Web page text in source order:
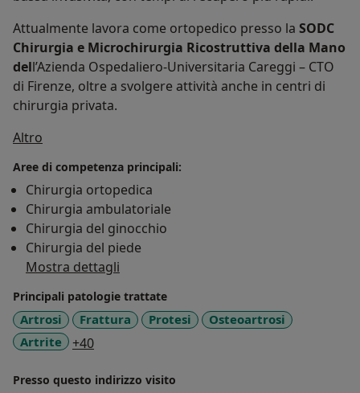
Attualmente lavora come ortopedico presso la SODC
Chirurgia e Microchirurgia Ricostruttiva della Mano
dell’Azienda Ospedaliero-Universitaria Careggi – CTO
di Firenze, oltre a svolgere attività anche in centri di
chirurgia privata.
Altro
Aree di competenza principali:
Chirurgia ortopedica
Chirurgia ambulatoriale
Chirurgia del ginocchio
Chirurgia del piede
Mostra dettagli
Principali patologie trattate
Artrosi Frattura Protesi
Osteoartrosi
Artrite
+40a11y_sr_more_diseases
Presso questo indirizzo visito